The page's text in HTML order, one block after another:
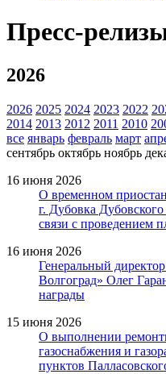
Пресс-
2026
2026 2025 2024 2023 2022
2014 2013 2012 2011 2010
все январь февраль март
сентябрь октябрь ноябрь
16 июня 2026
О временном
г. Дубовка
связи с проведением
16 июня 2026
Генеральный
Волгоград» Олег
награды
15 июня 2026
О выполнении
газоснабжения и
пунктов